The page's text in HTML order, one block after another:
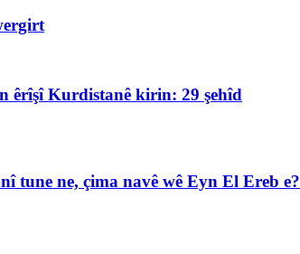
êrîşî Kurdistanê kirin: 29 şehîd
tune ne, çima navê wê Eyn El Ereb e?